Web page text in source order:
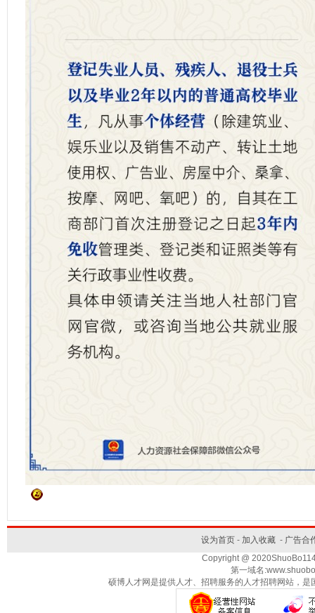
设为首页- 加入收藏- 广告合
Copyright @
第一域名
硕博人才网是提供人才、招聘服务的人才招聘网站，